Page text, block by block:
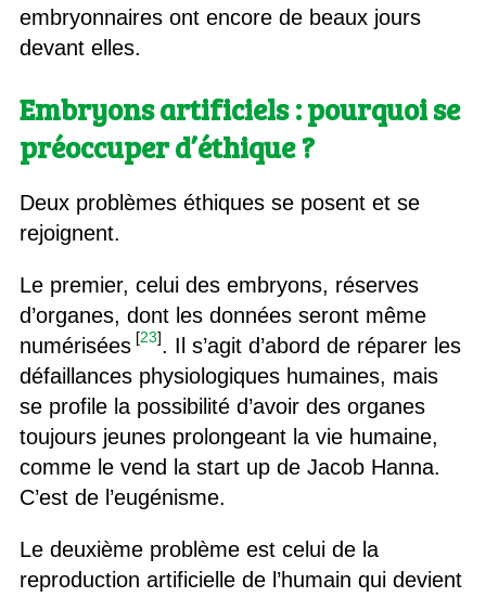
embryonnaires ont encore de beaux jours
devant elles.
Embryons artificiels : pourquoi se
préoccuper d’éthique ?
Deux problèmes éthiques se posent et se
rejoignent.
Le premier, celui des embryons, réserves
d’organes, dont les données seront même
numérisées [23]. Il s’agit d’abord de réparer les
défaillances physiologiques humaines, mais
se profile la possibilité d’avoir des organes
toujours jeunes prolongeant la vie humaine,
comme le vend la start up de Jacob Hanna.
C’est de l’eugénisme.
Le deuxième problème est celui de la
reproduction artificielle de l’humain qui devient